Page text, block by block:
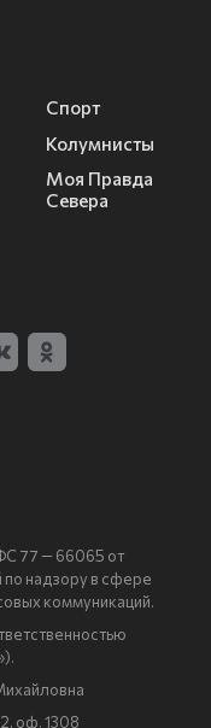
Спорт
Колумнисты
Моя Правда
Севера
77 — 66065 от
надзору в сфере
коммуникаций.
оф. 1308